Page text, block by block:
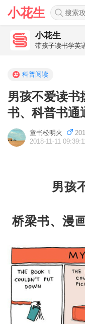
小花生
小花生
带孩子读书学英
科普阅读
男孩不爱读书
书、科普书通
童书松明火
2018-11-11
男孩
桥梁书、漫